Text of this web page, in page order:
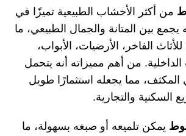
من أكثر الأخشاب الطبيعية تميزًا في
يجمع بين المتانة والجمال الطبيعي، ما
للأثاث الفاخر، الأرضيات، الأبواب،
من أهم مميزاته أنه يتحمل
المكثف، مما يجعله استثمارًا طويل
السكنية والتجارية.
يمكن تلميعه أو صبغه بسهولة، ما